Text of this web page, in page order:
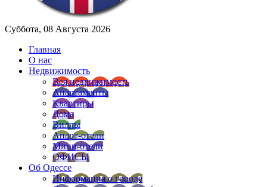
Суббота, 08 Августа 2026
Главная
О нас
Недвижимость
Вся недвижимость
Апартаменты
Квартиры
Дома
Виллы
Апарт-отели
Мини-отели
ОФИСЫ
Об Одессе
Информация о городе